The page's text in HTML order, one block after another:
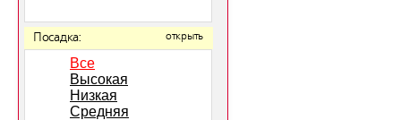
Посадка: открыть
Все
Высокая
Низкая
Средняя